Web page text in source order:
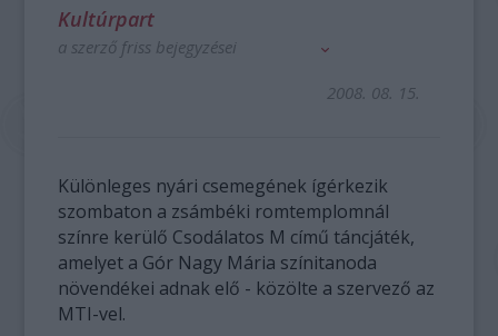
Kultúrpart
a szerző friss bejegyzései
2008. 08. 15.
Különleges nyári csemegének ígérkezik
szombaton a zsámbéki romtemplomnál
színre kerülő Csodálatos M című táncjáték,
amelyet a Gór Nagy Mária színitanoda
növendékei adnak elő - közölte a szervező az
MTI-vel.